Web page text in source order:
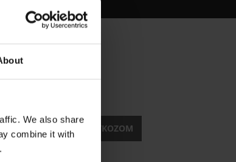
We also share
combine it withFELIRATKOZOM